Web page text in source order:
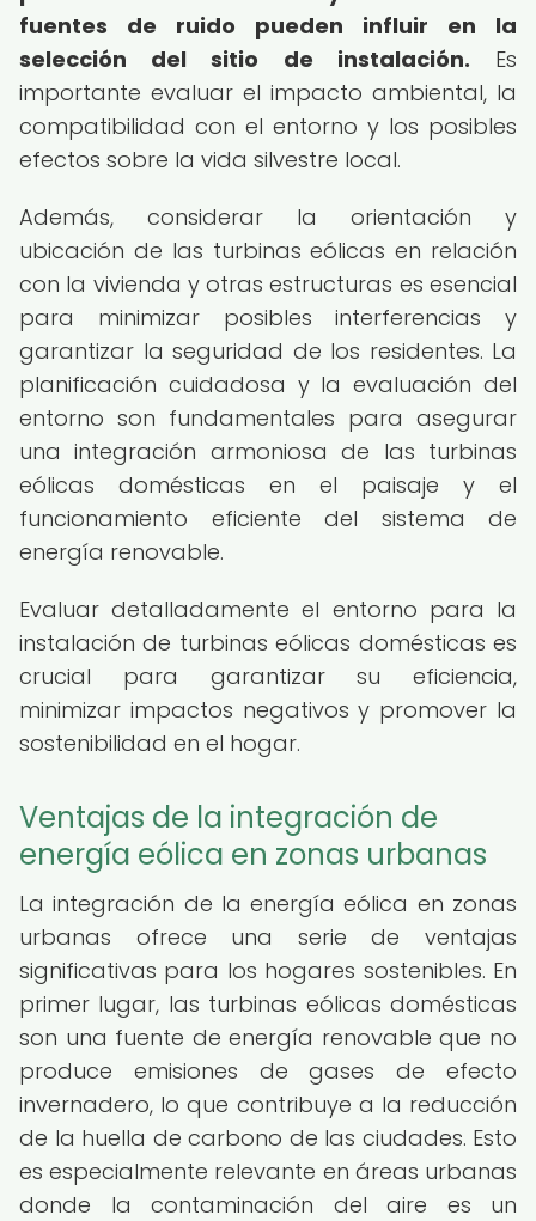
fuentes de ruido pueden influir en la
selección del sitio de instalación. Es
importante evaluar el impacto ambiental, la
compatibilidad con el entorno y los posibles
efectos sobre la vida silvestre local.
Además, considerar la orientación y
ubicación de las turbinas eólicas en relación
con la vivienda y otras estructuras es esencial
para minimizar posibles interferencias y
garantizar la seguridad de los residentes. La
planificación cuidadosa y la evaluación del
entorno son fundamentales para asegurar
una integración armoniosa de las turbinas
eólicas domésticas en el paisaje y el
funcionamiento eficiente del sistema de
energía renovable.
Evaluar detalladamente el entorno para la
instalación de turbinas eólicas domésticas es
crucial para garantizar su eficiencia,
minimizar impactos negativos y promover la
sostenibilidad en el hogar.
Ventajas de la integración de
energía eólica en zonas urbanas
La integración de la energía eólica en zonas
urbanas ofrece una serie de ventajas
significativas para los hogares sostenibles. En
primer lugar, las turbinas eólicas domésticas
son una fuente de energía renovable que no
produce emisiones de gases de efecto
invernadero, lo que contribuye a la reducción
de la huella de carbono de las ciudades. Esto
es especialmente relevante en áreas urbanas
donde la contaminación del aire es un